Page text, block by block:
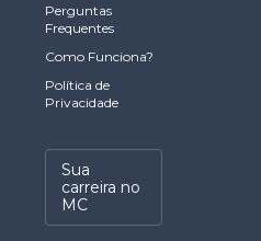
Perguntas
Frequentes
Como Funciona?
Política de
Privacidade
Sua
carreira no
MC